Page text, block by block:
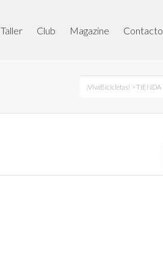
Taller Club Magazine Contacto
¡VivaBicicletas! >TIENDA